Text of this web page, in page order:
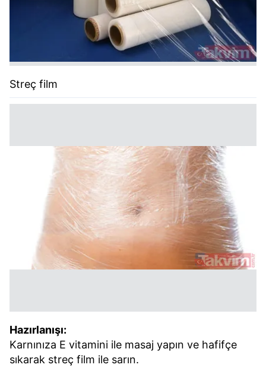
Streç film
Hazırlanışı:
Karnınıza E vitamini ile masaj yapın ve hafifçe
sıkarak streç film ile sarın.